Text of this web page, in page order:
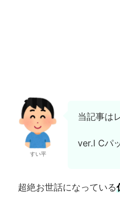
すい平
当記事は
ver.I Cパ
超絶お世話になっている